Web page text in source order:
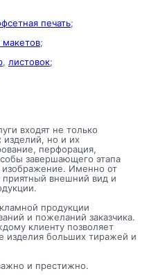
печать;
макетов;
, листовок;
входят не только
изделий, но и их
перфорация,
завершающего этапа
изображение. Именно от
приятный внешний вид и
продукции
и пожеланий заказчика.
клиенту позволяет
изделия больших тиражей и
и престижно.